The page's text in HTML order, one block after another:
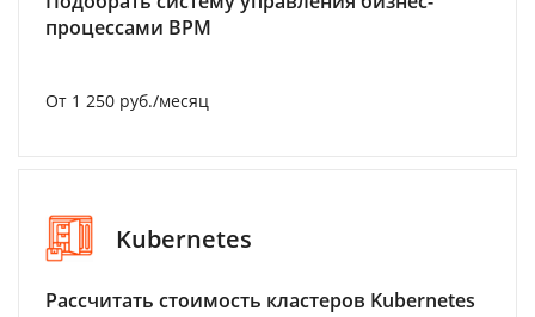
процессами BPM
От 1 250 руб./месяц
Kubernetes
Рассчитать стоимость кластеров Kubernetes